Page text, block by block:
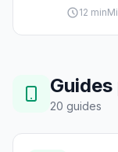
12 min
20 guides